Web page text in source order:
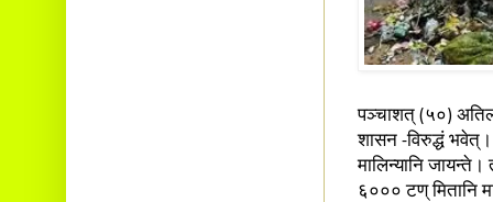
पञ्चाशत् (५०)
शासन -विरुद्धं
मालिन्यानि
६००० टण् मितानि